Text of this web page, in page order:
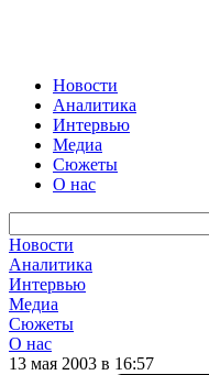
Новости
Аналитика
Интервью
Медиа
Сюжеты
О нас
Новости
Аналитика
Интервью
Медиа
Сюжеты
О нас
13 мая 2003 в 16:57